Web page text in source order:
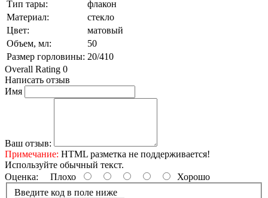
Тип тары:
флакон
Материал:
стекло
Цвет:
матовый
Объем, мл:
50
Размер горловины: 20/410
Overall Rating 0
Написать отзыв
Имя
Ваш отзыв:
Примечание: HTML разметка не поддерживается!
Используйте обычный текст.
Оценка: Плохо
Хорошо
Введите код в поле ниже